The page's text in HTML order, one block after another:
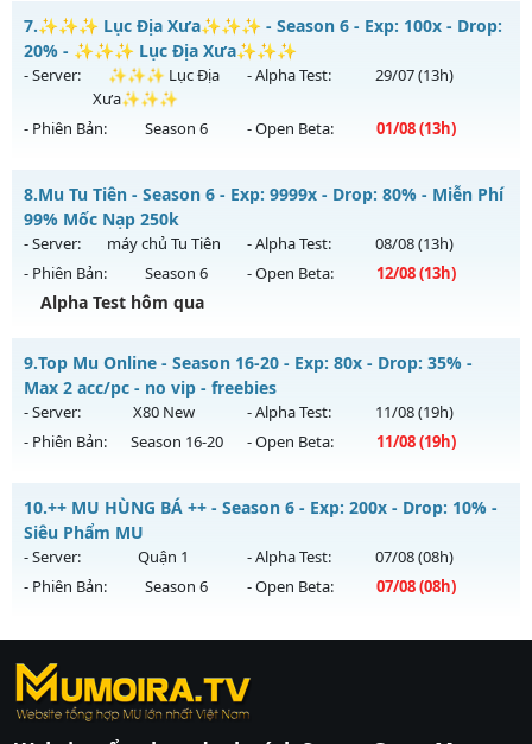
Antihack: GoldShield
✅ Mu Thái Dương SS6 - Cày cuốc miễn phí, Boss liên tục,
sự kiện 24/24, cộng hưởng Full, cày quà nạp
Mu mới ra tháng 08 2026 - Mở máy chủ
Thái Dương Clasic
vào 13h ngày 08/08/2626
Exp: 500x - Drop: 25%
Thể loại: Mu Nguyên bản Webzen
Antihack: VIP SHIELD
7.✨✨✨ Lục Địa Xưa✨✨✨ - Season 6 - Exp: 100x - Drop:
20% - ✨✨✨ Lục Địa Xưa✨✨✨
- Server:
✨✨✨ Lục Địa
Xưa✨✨✨
- Alpha Test: 29/07(13h)
- Phiên Bản: Season 6 - Open Beta: 01/08(13h)
✨✨✨ Lục Địa Xưa✨✨✨ - ✨✨✨ Lục Địa Xưa✨✨✨
Mu mới ra tháng 08 2026 - Mở máy chủ
Xưa✨✨✨vào 13h ngày 01/08/2626
Exp: 100x - Drop: 20%
Kiểu reset: Reset In Game
Antihack: XTEAM
8.Mu Tu Tiên - Season 6 - Exp: 9999x - Drop: 80% - Miễn Phí
99% Mốc Nạp 250k
- Server: máy chủ Tu Tiên - Alpha Test: 08/08(13h)
- Phiên Bản:
Season 6 - Open Beta: 12/08(13h)
Alpha Test hôm qua
Mu Tu Tiên - Miễn Phí 99% Mốc Nạp 250k
Mu mới ra tháng 08 2026 - Mở máy chủ
vào 13h ngày 12/08/2626
Exp: 9999x - Drop: 80%
Thể loại: Mu Bán Đồ Full Trong Shop
Antihack: Shark
9.Top Mu Online - Season 16-20 - Exp: 80x - Drop: 35% -
Max 2 acc/pc - no vip - freebies
- Server: X80 New - Alpha Test: 11/08(19h)
- Phiên Bản:
Season 16-20 - Open Beta: 11/08(19h)
Top Mu Online - Max 2 acc/pc - no vip - freebies
Mu mới ra tháng 08 2026 - Mở máy chủ
ngày 11/08/2626
Exp: 80x - Drop: 35%
Thể loại: Mu Nguyên bản Webzen
Antihack: AntiShield
10.++ MU HÙNG BÁ ++ - Season 6 - Exp: 200x - Drop: 10% -
Siêu Phẩm MU
- Server: Quận 1 - Alpha Test: 07/08(08h)
- Phiên Bản:
Season 6 - Open Beta: 07/08(08h)
++ MU HÙNG BÁ ++ - Siêu Phẩm MU
Mu mới ra tháng 08 2026 - Mở máy chủ
ngày 07/08/2626
Exp: 200x - Drop: 10%
https://ktdb.net/ |789club
đổi thưởng
|Xôi Lạc
TV
789club 789club | xoilactv |Link